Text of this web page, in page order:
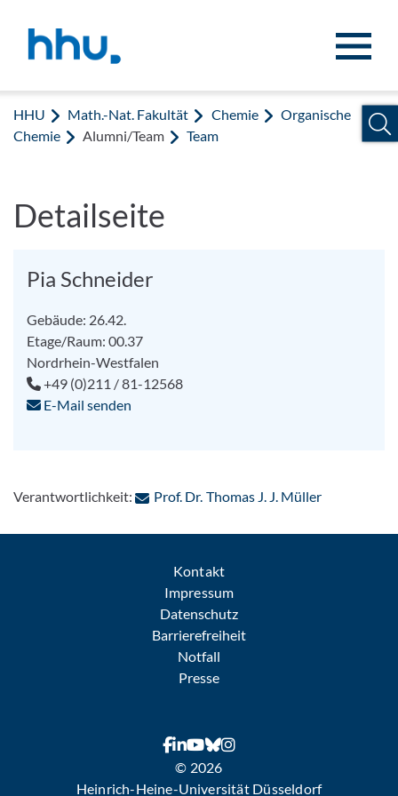
HHU Math.-Nat. Fakultät Chemie
Organische
Chemie
Alumni/Team Team
Detailseite
Pia Schneider
Gebäude: 26.42.
Etage/Raum: 00.37
Nordrhein-Westfalen
+49 (0)211 / 81-12568
E-Mail senden
Verantwortlichkeit: Prof. Dr. Thomas J. J. Müller: Per E-Mail
Kontakt
Impressum
Datenschutz
Barrierefreiheit
Notfall
Presse
© 2026
Heinrich-Heine-Universität Düsseldorf